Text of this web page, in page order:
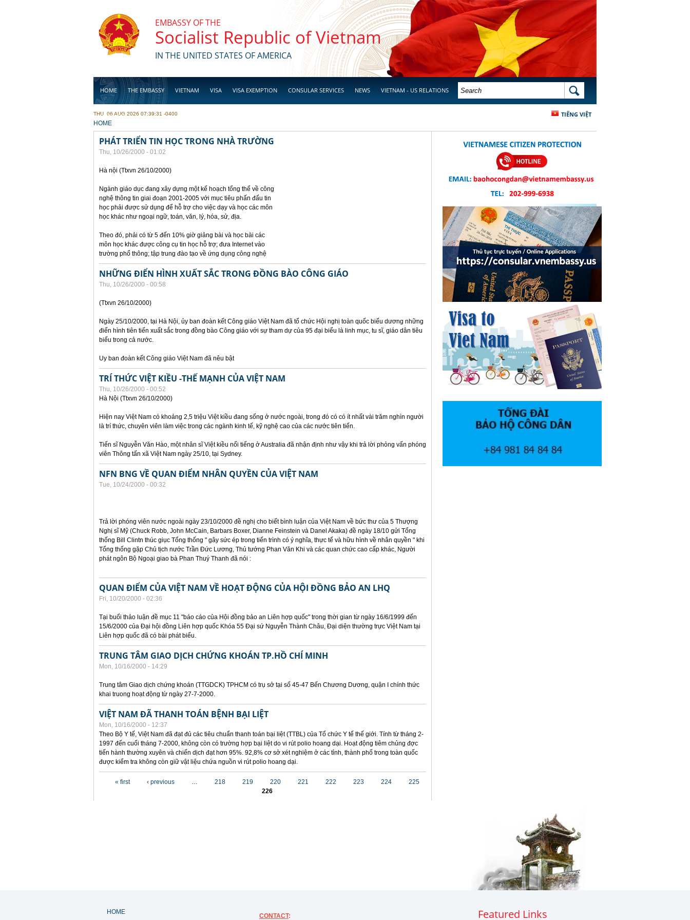
EMBASSY OF THE
Socialist Republic of Vietnam
IN THE UNITED STATES OF AMERICA
HOME THE EMBASSY VIETNAM VISA VISA EXEMPTION CONSULAR SERVICES NEWS VIETNAM - US RELATIONS
BUSINESS
SEARCH FORM SEARCH
TIẾNG VIỆT
THU, 06 AUG 2026 07:39:31 -0400
YOU ARE HERE
HOME
PHÁT TRIỂN TIN HỌC TRONG NHÀ TRƯỜNG
Thu, 10/26/2000 - 01:02
Hà nội (Ttxvn 26/10/2000)
Ngành giáo dục đang xây dựng một kế hoạch tổng thể về công
nghệ thông tin giai đoạn 2001-2005 với mục tiêu phấn đấu tin
học phải được sử dụng để hỗ trợ cho việc dạy và học các môn
học khác như ngoại ngữ, toán, văn, lý, hóa, sử, địa.
Theo đó, phải có từ 5 đến 10% giờ giảng bài và học bài các
môn học khác được công cụ tin học hỗ trợ; đưa Internet vào
trường phổ thông; tập trung đào tạo về ứng dụng công nghệ
NHỮNG ĐIỂN HÌNH XUẤT SẮC TRONG ĐỒNG BÀO CÔNG GIÁO
Thu, 10/26/2000 - 00:58
(Ttxvn 26/10/2000)
Ngày 25/10/2000, tại Hà Nội, ủy ban đoàn kết Công giáo Việt Nam đã tổ chức Hội nghị toàn quốc biểu dương những
điển hình tiên tiến xuất sắc trong đồng bào Công giáo với sự tham dự của 95 đại biểu là linh mục, tu sĩ, giáo dân tiêu
biểu trong cả nước.
Uy ban đoàn kết Công giáo Việt Nam đã nêu bật
TRÍ THỨC VIỆT KIỀU -THẾ MẠNH CỦA VIỆT NAM
Thu, 10/26/2000 - 00:52
Hà Nội (Ttxvn 26/10/2000)
Hiện nay Việt Nam có khoảng 2,5 triệu Việt kiều đang sống ở nước ngoài, trong đó có có ít nhất vài trăm nghìn người
là trí thức, chuyên viên làm việc trong các ngành kinh tế, kỹ nghệ cao của các nước tiên tiến.
Tiến sĩ Nguyễn Văn Hào, một nhân sĩ Việt kiều nổi tiếng ở Australia đã nhận định như vậy khi trả lời phỏng vấn phóng
viên Thông tấn xã Việt Nam ngày 25/10, tại Sydney.
NFN BNG VỀ QUAN ĐIỂM NHÂN QUYỀN CỦA VIỆT NAM
Tue, 10/24/2000 - 00:32
Trả lời phóng viên nước ngoài ngày 23/10/2000 đề nghị cho biết bình luận của Việt Nam về bức thư của 5 Thượng
Nghị sĩ Mỹ (Chuck Robb, John McCain, Barbars Boxer, Dianne Feinstein và Danel Akaka) đề ngày 18/10 gửi Tổng
thống Bill Clintn thúc giục Tổng thống " gây sức ép trong tiến trình có ý nghĩa, thực tế và hữu hình về nhân quyền " khi
Tổng thống gặp Chủ tịch nước Trần Đức Lương, Thủ tướng Phan Văn Khi và các quan chức cao cấp khác, Người
phát ngôn Bộ Ngoại giao bà Phan Thuý Thanh đã nói :
QUAN ĐIỂM CỦA VIỆT NAM VỀ HOẠT ĐỘNG CỦA HỘI ĐỒNG BẢO AN LHQ
Fri, 10/20/2000 - 02:36
Tại buổi thảo luận đề mục 11 "báo cáo của Hội đồng bảo an Liên hợp quốc" trong thời gian từ ngày 16/6/1999 đến
15/6/2000 của Đại hội đồng Liên hợp quốc Khóa 55 Đại sứ Nguyễn Thành Châu, Đại diện thường trực Việt Nam tại
Liên hợp quốc đã có bài phát biểu.
TRUNG TÂM GIAO DỊCH CHỨNG KHOÁN TP.HỒ CHÍ MINH
Mon, 10/16/2000 - 14:29
Trung tâm Giao dịch chứng khoán (TTGDCK) TPHCM có trụ sở tại số 45-47 Bến Chương Dương, quận I chính thức
khai truong hoạt động từ ngày 27-7-2000.
VIỆT NAM ĐÃ THANH TOÁN BỆNH BẠI LIỆT
Mon, 10/16/2000 - 12:37
Theo Bộ Y tế, Việt Nam đã đạt đủ các tiêu chuẩn thanh toán bại liệt (TTBL) của Tổ chức Y tế thế giới. Tính từ tháng 2-
1997 đến cuối tháng 7-2000, không còn có trường hợp bại liệt do vi rút polio hoang dại. Hoạt động tiêm chủng đợc
tiến hành thường xuyên và chiến dịch đạt hơn 95%. 92,8% cơ sở xét nghiệm ở các tỉnh, thành phố trong toàn quốc
được kiểm tra không còn giữ vật liệu chứa nguồn vi rút polio hoang dại.
« first ‹ previous … 218 219 220 221 222 223 224
225
226
HOME
CONTACT: Featured Links